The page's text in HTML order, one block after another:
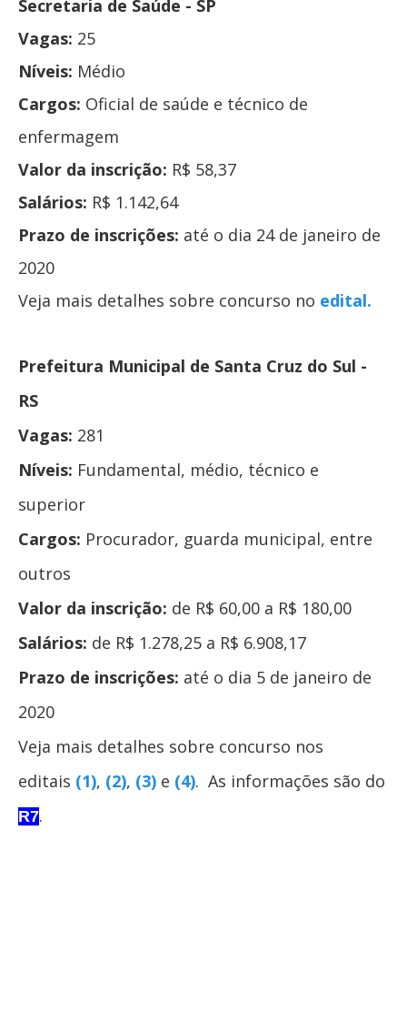
Secretaria de Saúde - SP
Vagas: 25
Níveis: Médio
Cargos: Oficial de saúde e técnico de
enfermagem
Valor da inscrição: R$ 58,37
Salários: R$ 1.142,64
Prazo de inscrições: até o dia 24 de janeiro de
2020
Veja mais detalhes sobre concurso no edital.
Prefeitura Municipal de Santa Cruz do Sul -
RS
Vagas: 281
Níveis: Fundamental, médio, técnico e
superior
Cargos: Procurador, guarda municipal, entre
outros
Valor da inscrição: de R$ 60,00 a R$ 180,00
Salários: de R$ 1.278,25 a R$ 6.908,17
Prazo de inscrições: até o dia 5 de janeiro de
2020
Veja mais detalhes sobre concurso nos
editais (1), (2), (3) e (4). As informações são do
R7.